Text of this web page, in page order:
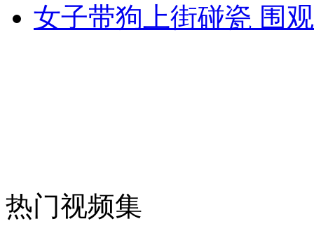
外交部：有关国家言论片面不公正
女子带狗上街碰瓷 围
热门视频集